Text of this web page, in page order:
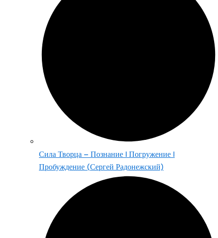
Сила Творца – Познание | Погружение |
Пробуждение (Сергей Радонежский)